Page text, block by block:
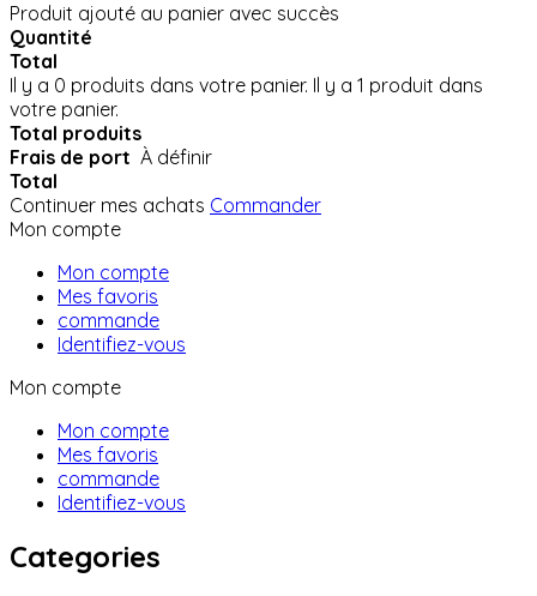
Produit ajouté au panier avec succès
Quantité
Total
Il y a 0 produits dans votre panier. Il y a 1 produit dans
votre panier.
Total produits
Frais de port À définir
Total
Continuer mes achats Commander
Mon compte
Mon compte
Mes favoris
commande
Identifiez-vous
Mon compte
Mon compte
Mes favoris
commande
Identifiez-vous
Categories